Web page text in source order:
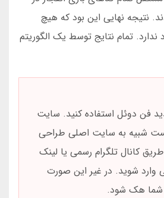
نتیجه نهایی این بود که هیچ
ندارد. تمام نتایج توسط یک الگوریتم
فن دوئل استفاده کنید. سایت
شبیه به سایت اصلی طراحی
کانال تلگرام رسمی یا لینک
شوید. در غیر این صورت
هک شود.